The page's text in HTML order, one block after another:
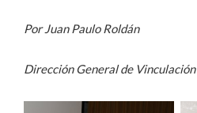
Por Juan Paulo Roldán
Dirección General de